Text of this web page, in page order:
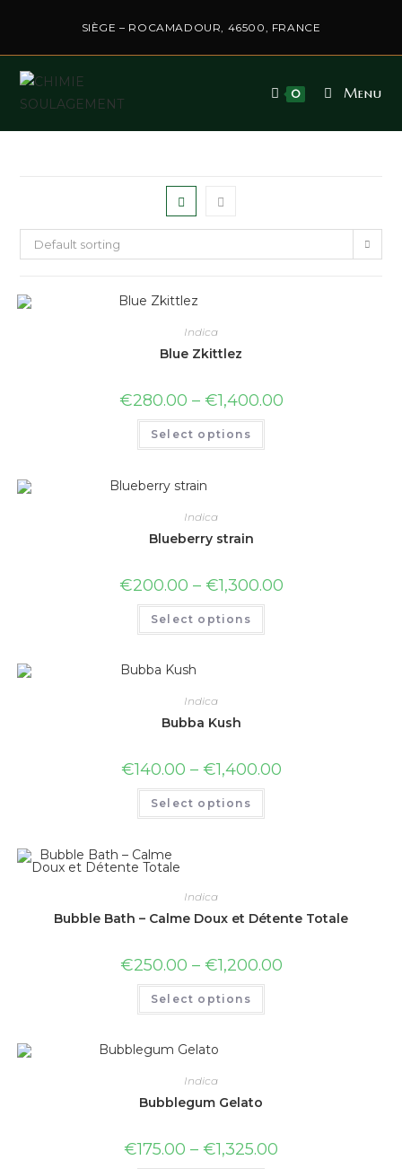
SIÈGE – ROCAMADOUR, 46500, FRANCE
0 Menu
Default sorting
Indica
Blue Zkittlez
€280.00 – €1,400.00
Select options
Indica
Blueberry strain
€200.00 – €1,300.00
Select options
Indica
Bubba Kush
€140.00 – €1,400.00
Select options
Indica
Bubble Bath – Calme Doux et Détente Totale
€250.00 – €1,200.00
Select options
Indica
Bubblegum Gelato
€175.00 – €1,325.00